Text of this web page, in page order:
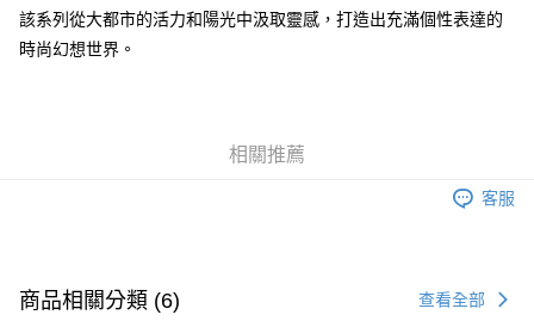
該系列從大都市的活力和陽光中汲取靈感，打造出充滿個性表達的
時尚幻想世界。
相關推薦
客服
商品相關分類 (6) 查看全部